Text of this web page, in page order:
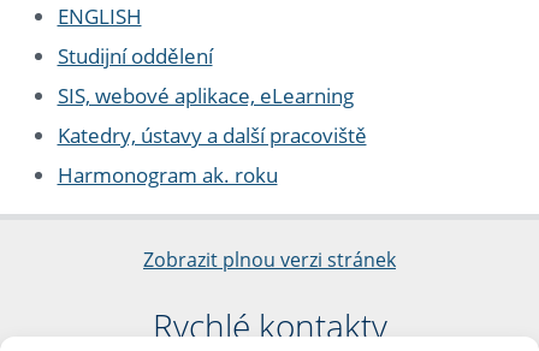
ENGLISH
Studijní oddělení
SIS, webové aplikace, eLearning
Katedry, ústavy a další pracoviště
Harmonogram ak. roku
Zobrazit plnou verzi stránek
Rychlé kontakty